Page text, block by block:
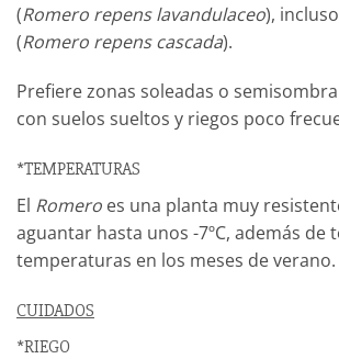
(Romero repens lavandulaceo),
(Romero repens cascada).
Prefiere zonas soleadas o
con suelos sueltos y riegos poco
*TEMPERATURAS
El Romero es una planta muy
aguantar hasta unos -7ºC, además de
temperaturas en los meses de verano.
CUIDADOS
*RIEGO